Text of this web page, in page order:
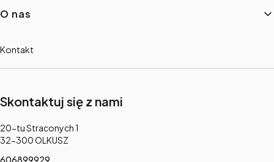
O nas
Kontakt
Skontaktuj się z nami
Adres:
20-tu Straconych 1
32-300 OLKUSZ
606899929